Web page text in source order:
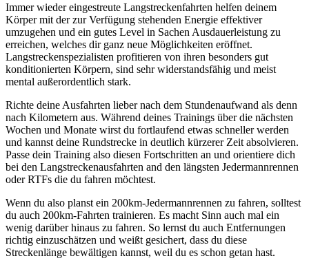
Immer wieder eingestreute Langstreckenfahrten helfen deinem
Körper mit der zur Verfügung stehenden Energie effektiver
umzugehen und ein gutes Level in Sachen Ausdauerleistung zu
erreichen, welches dir ganz neue Möglichkeiten eröffnet.
Langstreckenspezialisten profitieren von ihren besonders gut
konditionierten Körpern, sind sehr widerstandsfähig und meist
mental außerordentlich stark.
Richte deine Ausfahrten lieber nach dem Stundenaufwand als denn
nach Kilometern aus. Während deines Trainings über die nächsten
Wochen und Monate wirst du fortlaufend etwas schneller werden
und kannst deine Rundstrecke in deutlich kürzerer Zeit absolvieren.
Passe dein Training also diesen Fortschritten an und orientiere dich
bei den Langstreckenausfahrten and den längsten Jedermannrennen
oder RTFs die du fahren möchtest.
Wenn du also planst ein 200km-Jedermannrennen zu fahren, solltest
du auch 200km-Fahrten trainieren. Es macht Sinn auch mal ein
wenig darüber hinaus zu fahren. So lernst du auch Entfernungen
richtig einzuschätzen und weißt gesichert, dass du diese
Streckenlänge bewältigen kannst, weil du es schon getan hast.